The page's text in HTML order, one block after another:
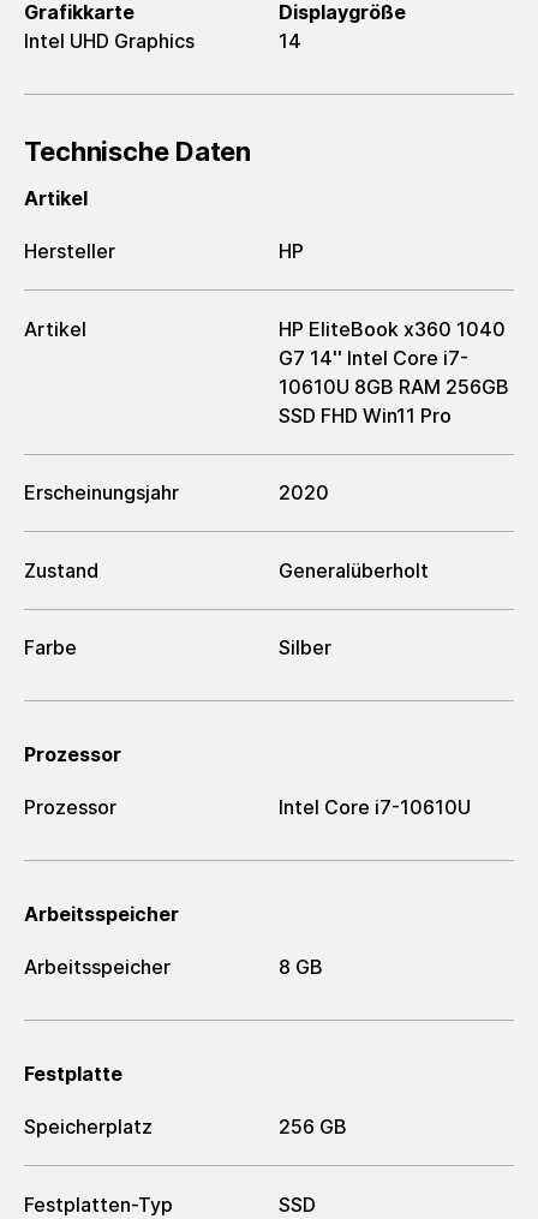
Grafikkarte
Intel UHD Graphics
Displaygröße
14
Technische Daten
Artikel
Hersteller HP
Artikel
HP EliteBook x360 1040
G7 14'' Intel Core i7-
10610U 8GB RAM 256GB
SSD FHD Win11 Pro
Erscheinungsjahr 2020
Zustand Generalüberholt
Farbe Silber
Prozessor
Prozessor Intel Core i7-10610U
Arbeitsspeicher
Arbeitsspeicher 8 GB
Festplatte
Speicherplatz 256 GB
Festplatten-Typ SSD